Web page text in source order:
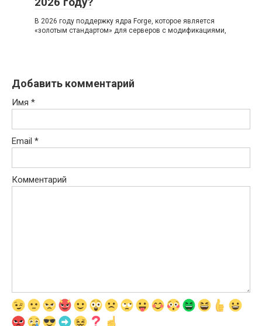
В 2026 году поддержку ядра Forge, которое является
«золотым стандартом» для серверов с модификациями,
Добавить комментарий
Имя *
Email *
Комментарий